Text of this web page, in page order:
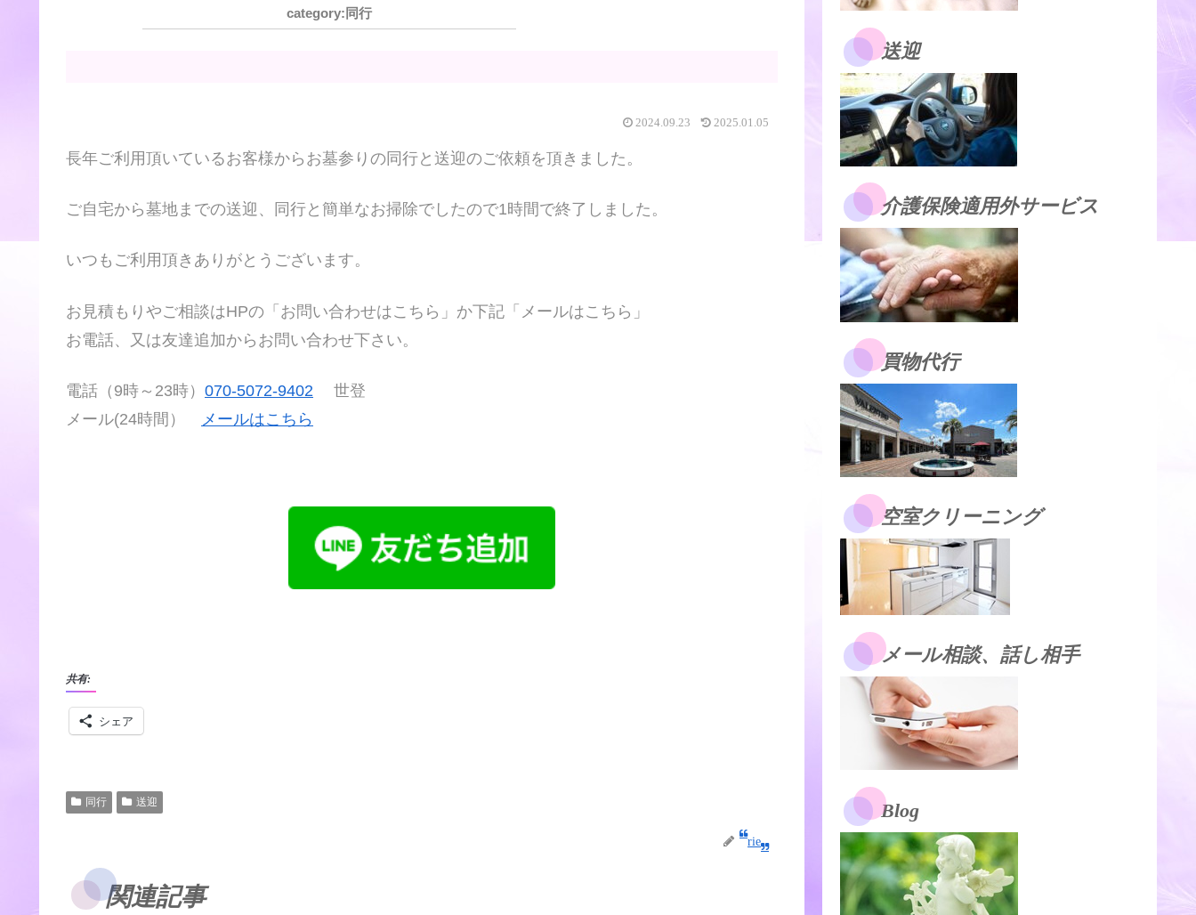
同行
2024.09.23 2025.01.05
長年ご利用頂いているお客様からお墓参りの同行と送迎のご依頼を頂きました。
ご自宅から墓地までの送迎、同行と簡単なお掃除でしたので1時間で終了しました。
いつもご利用頂きありがとうございます。
お見積もりやご相談はHPの「お問い合わせはこちら」か下記「メールはこちら」
お電話、又は友達追加からお問い合わせ下さい。
電話（9時～23時） 070-5072-9402 世登
メール(24時間）
メールはこちら
共有:
シェア
同行 送迎
rie
関連記事
送迎
介護保険適用外サービス
買物代行
空室クリーニング
メール相談、話し相手
Blog